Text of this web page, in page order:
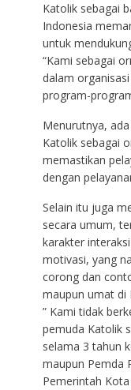
Katolik sebagai
Indonesia
untuk
“Kami sebagai
dalam
program-
Menurutnya,
Katolik sebagai
memastikan
dengan
Selain itu juga
secara umum,
karakter
motivasi, yang
corong dan
maupun umat di
” Kami tidak
pemuda Katolik
selama 3 tahun
maupun Pemda
Pemerintah